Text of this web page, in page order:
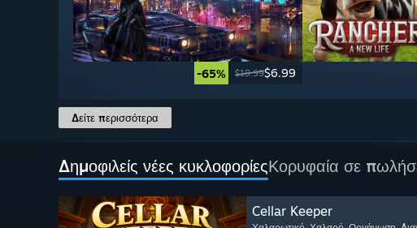
-65% $19.99$6.99
Δείτε περισσότερα
Δημοφιλείς νέες κυκλοφορίεςΚορυφαία σε
Cellar Keeper